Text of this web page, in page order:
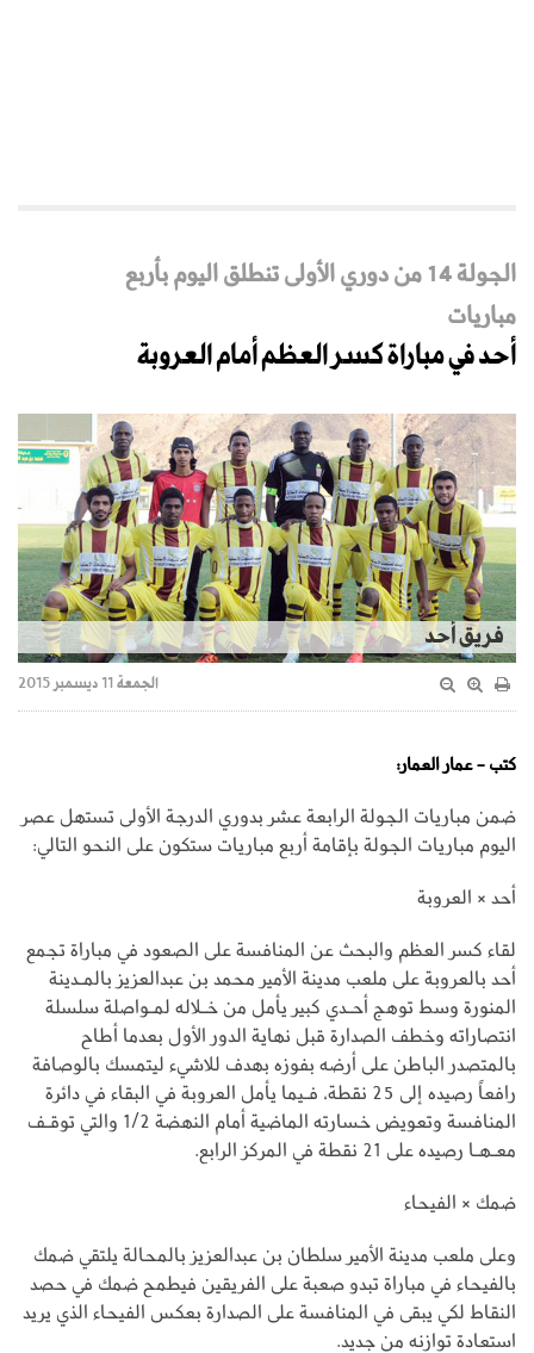
الجولة 14 من دوري الأولى تنطلق اليوم بأربع
مباريات
أحد في مباراة كسر العظم أمام العروبة
فريق أحد
الجمعة 11 ديسمبر 2015
كتب - عمار العمار:
ضمن مباريات الجولة الرابعة عشر بدوري الدرجة الأولى تستهل عصر
اليوم مباريات الجولة بإقامة أربع مباريات ستكون على النحو التالي:
أحد × العروبة
لقاء كسر العظم والبحث عن المنافسة على الصعود في مباراة تجمع
أحد بالعروبة على ملعب مدينة الأمير محمد بن عبدالعزيز بالمـدينة
المنورة وسط توهج أحـدي كبير يأمل من خـلاله لمـواصلة سلسلة
انتصاراته وخطف الصدارة قبل نهاية الدور الأول بعدما أطاح
بالمتصدر الباطن على أرضه بفوزه بهدف للاشيء ليتمسك بالوصافة
رافعاً رصيده إلى 25 نقطة، فـيما يأمل العروبة في البقاء في دائرة
المنافسة وتعويض خسارته الماضية أمام النهضة 1/2 والتي توقـف
معـهـا رصيده على 21 نقطة في المركز الرابع.
ضمك × الفيحاء
وعلى ملعب مدينة الأمير سلطان بن عبدالعزيز بالمحالة يلتقي ضمك
بالفيحاء في مباراة تبدو صعبة على الفريقين فيطمح ضمك في حصد
النقاط لكي يبقى في المنافسة على الصدارة بعكس الفيحاء الذي يريد
استعادة توازنه من جديد.